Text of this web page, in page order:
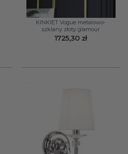
KINKIET Vogue metalowo-
szklany złoty glamour
1725,30 zł